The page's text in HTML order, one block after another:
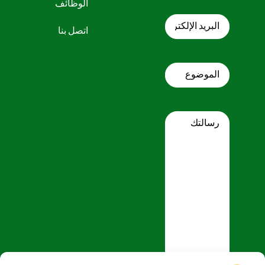
البريد
الإلكتروني
Subject
Message
الوظائف
اتصل بنا